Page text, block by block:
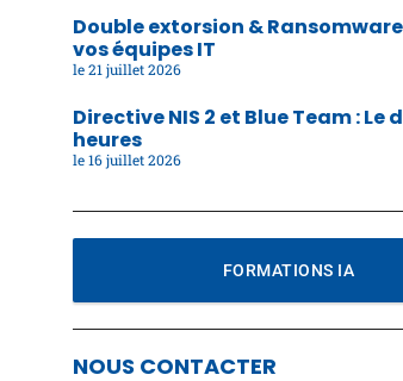
Double extorsion &
vos équipes IT
21 juillet 2026
Directive NIS 2 et Blue Team : Le
heures
16 juillet 2026
FORMATIONS IA
NOUS CONTACTER